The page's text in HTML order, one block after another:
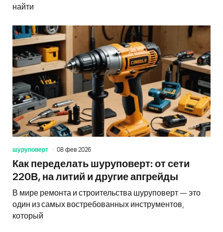
найти
шуруповерт 08 фев 2026
Как переделать шуруповерт: от сети
220В, на литий и другие апгрейды
В мире ремонта и строительства шуруповерт — это
один из самых востребованных инструментов,
который